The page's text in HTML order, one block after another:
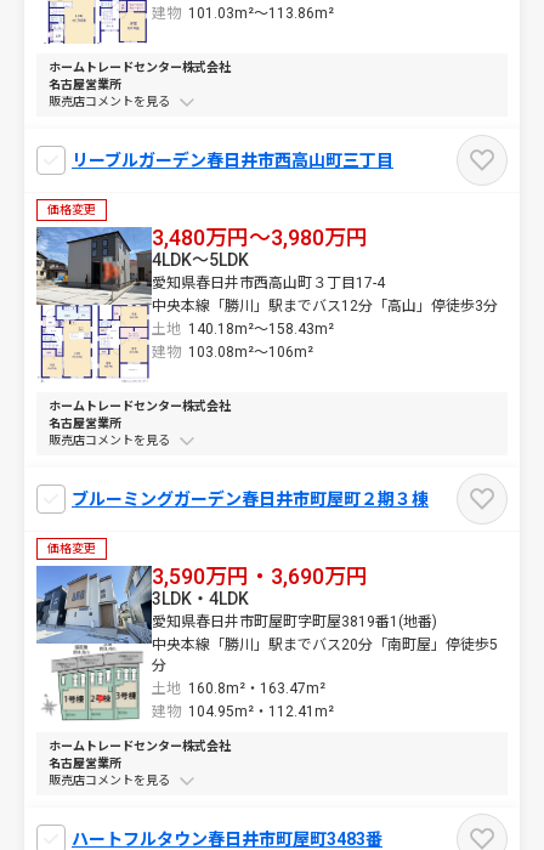
建物 101.03m²～113.86m²
ホームトレードセンター株式会社
名古屋営業所
販売店コメントを
リーブルガーデン春日井市西高山町三丁目
価格変更
3,480万円～3,980万円
愛知県春日井市西高山町３丁目17-4
中央本線「勝川」駅までバス12分「高山」停徒歩3分
土地 140.18m²～158.43m²
4LDK～5LDK
建物 103.08m²～106m²
ホームトレードセンター株式会社
名古屋営業所
販売店コメントを
ブルーミングガーデン春日井市町屋町２期３棟
価格変更
3,590万円・3,690万円
愛知県春日井市町屋町字町屋3819番1(地番)
中央本線「勝川」駅までバス20分「南町屋」停徒歩5
分
土地 160.8m²・ 163.47m²
3LDK・4LDK
建物 104.95m²・ 112.41m²
ホームトレードセンター株式会社
名古屋営業所
販売店コメントを
ハートフルタウン春日井市町屋町3483番